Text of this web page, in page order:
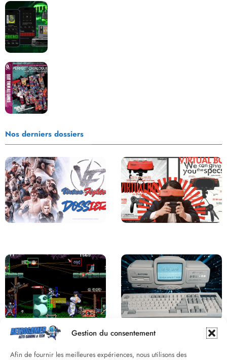
Gestion du consentement
Afin de fournir les meilleures expériences, nous utilisons des
Nos derniers dossiers
Derrière le pixel : L’art caché de la
hitbox
Une machine incroyable et
inconnue : le Batong BT-686